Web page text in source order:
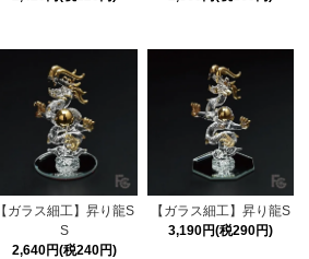
【ガラス細工】昇り龍S
S
2,640円(税240円)
【ガラス細工】昇り龍S
3,190円(税290円)